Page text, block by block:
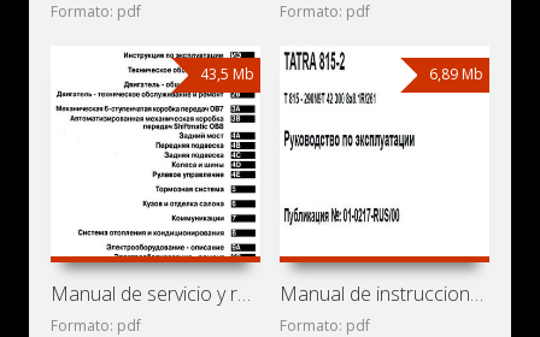
Formato: pdf Formato: pdf
43,5 Mb
Manual de servicio y reparación de minibuses Volkswagen
Formato: pdf
6,89 Mb
Manual de instrucciones de camión Tatra T815-290N9T
Formato: pdf